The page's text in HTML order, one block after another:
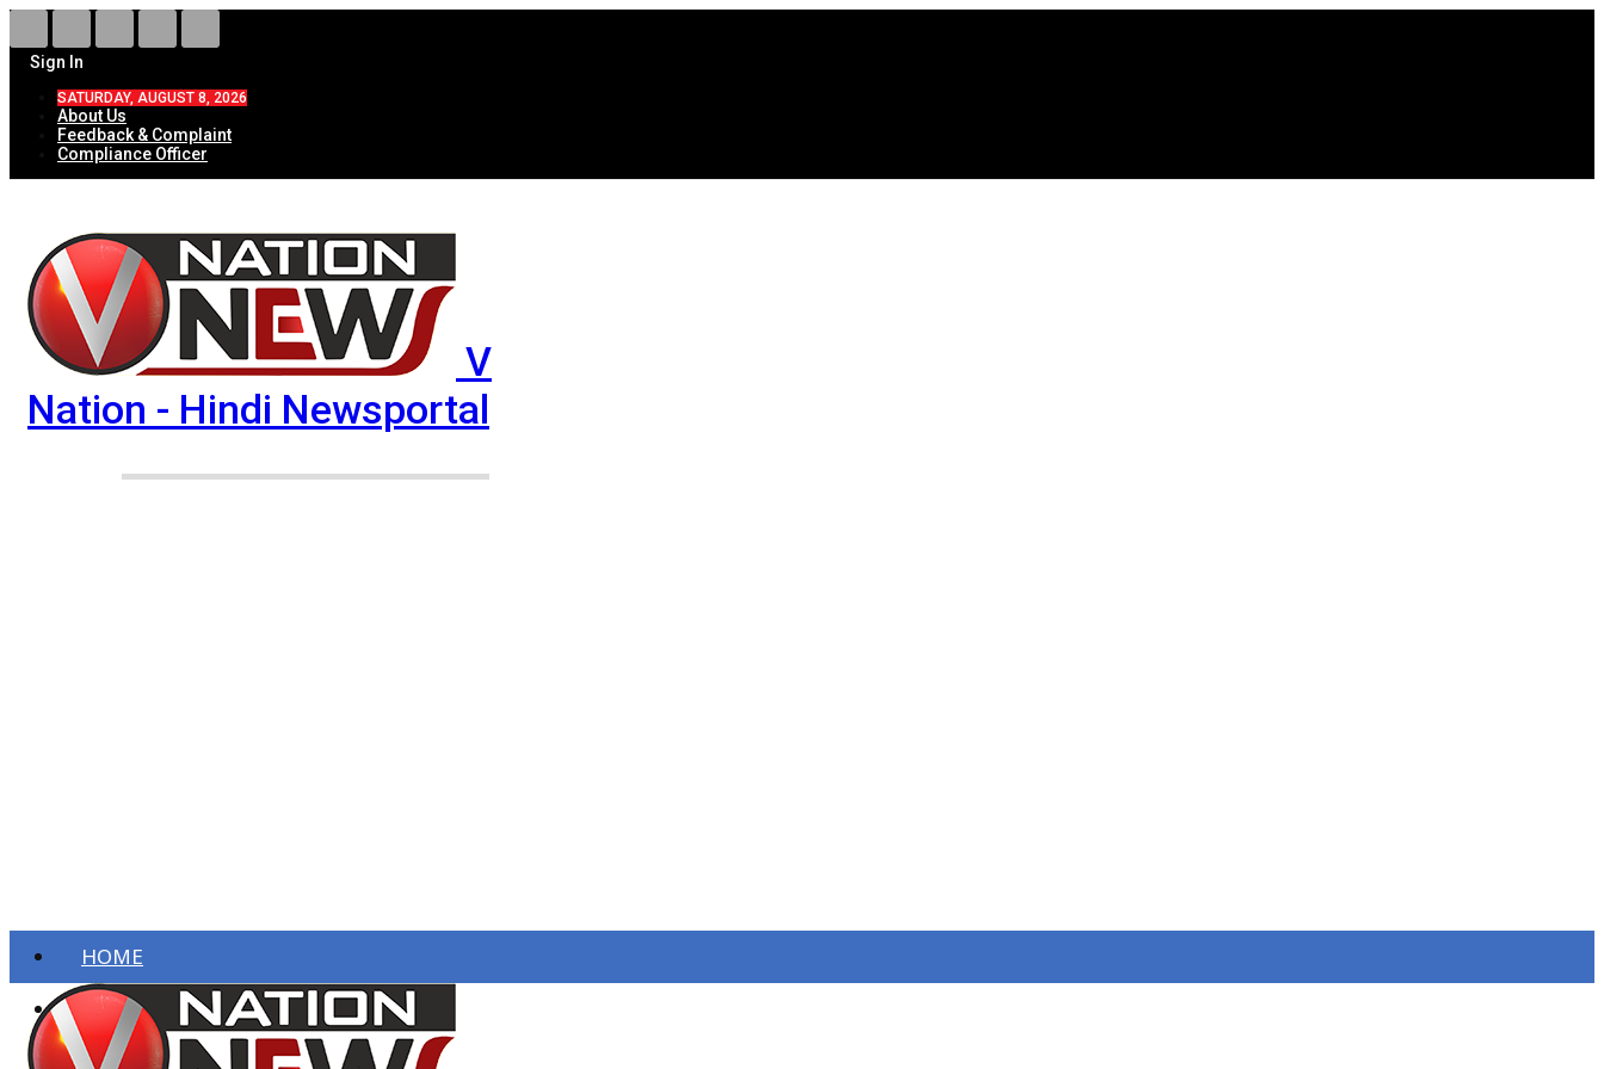
Sign In
SATURDAY, AUGUST 8, 2026
About Us
Feedback & Complaint
Compliance Officer
V
Nation - Hindi Newsportal
HOME
ताज़ा खबरें
देश